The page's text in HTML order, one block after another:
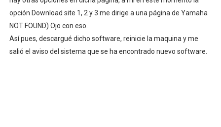
opción Download site 1, 2 y 3 me dirige a una página de Yamaha
NOT FOUND) Ojo con eso.
Así pues, descargué dicho software, reinicie la maquina y me
salió el aviso del sistema que se ha encontrado nuevo software.